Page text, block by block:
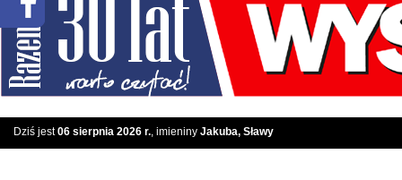
Dziś jest06 sierpnia 2026 r., imieniny Jakuba, Sławy